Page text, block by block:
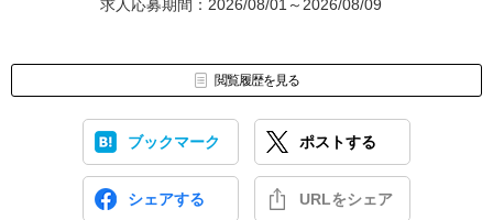
求人応募期間：2026/08/01～2026/08/09
閲覧履歴を見る
ブックマーク ポストする
シェアする URLをシェア